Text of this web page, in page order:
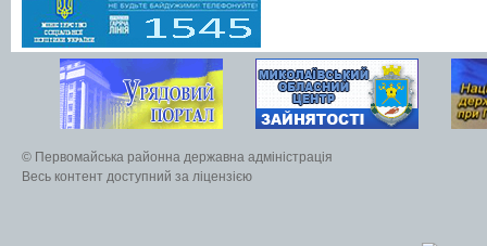
© Первомайська районна державна адміністрація
Весь контент доступний за ліцензією